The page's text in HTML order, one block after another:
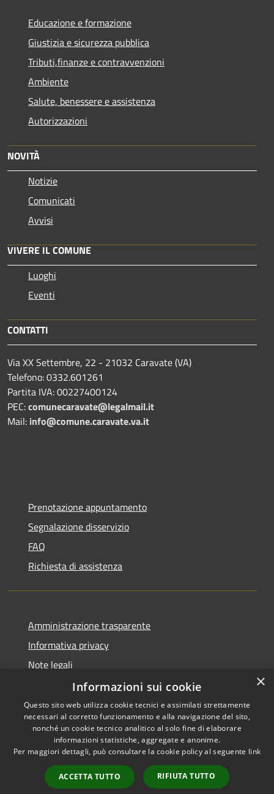
Educazione e formazione
Giustizia e sicurezza pubblica
Tributi,finanze e contravvenzioni
Ambiente
Salute, benessere e assistenza
Autorizzazioni
NOVITÀ
Notizie
Comunicati
Avvisi
VIVERE IL COMUNE
Luoghi
Eventi
CONTATTI
Via XX Settembre, 22 - 21032 Caravate (VA)
Telefono: 0332.601261
Partita IVA: 00227400124
PEC:comunecaravate@legalmail.it
Mail: info@comune.caravate.va.it
Prenotazione appuntamento
Segnalazione disservizio
FAQ
Richiesta di assistenza
Amministrazione trasparente
Informativa privacy
Note legali
Dichiarazione di accessibilità
RSS
Accessibilità
Copyright © 2026 • Comune di
Municipium•
Accesso
redazione
×
Informazioni sui cookie
Questo sito web utilizza cookie tecnici e assimilati strettamente
necessari al corretto funzionamento e alla navigazione del sito,
nonché un cookie tecnico analitico al solo fine di elaborare
informazioni statistiche, aggregate e anonime.
Per maggiori dettagli, può consultare la cookie policy al seguente link
ACCETTA TUTTO RIFIUTA TUTTO